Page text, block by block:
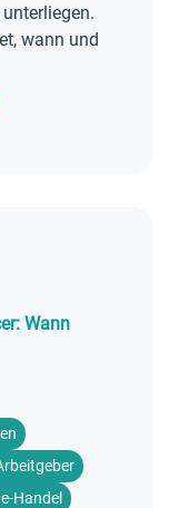
wann und
Wann
Handel